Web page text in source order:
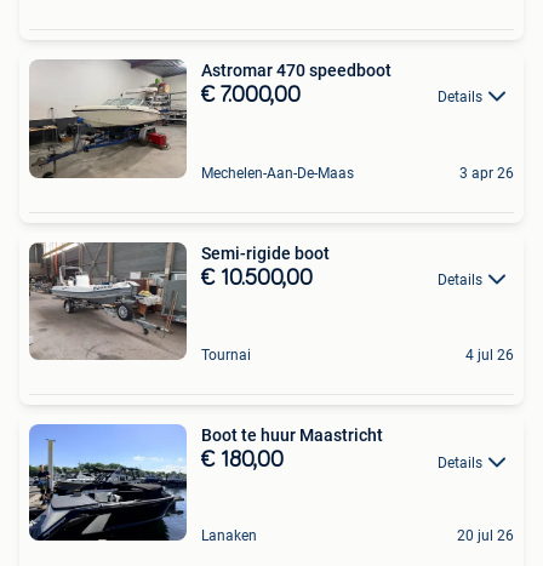
Astromar 470 speedboot
€ 7.000,00 Details
Mechelen-Aan-De-Maas 3 apr 26
Semi-rigide boot
€ 10.500,00 Details
Tournai 4 jul 26
Boot te huur Maastricht
€ 180,00 Details
Lanaken 20 jul 26